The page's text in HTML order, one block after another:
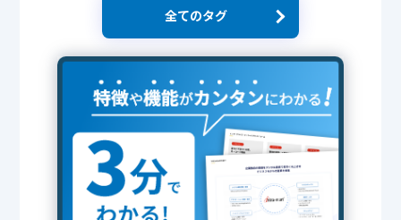
全てのタグ